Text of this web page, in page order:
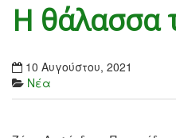
Η θάλασσα
10 Αυγούστου, 2021
Νέα